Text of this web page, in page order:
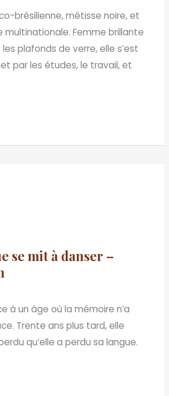
brésilienne, métisse noire, et
multinationale. Femme brillante
plafonds de verre, elle s’est
par les études, le travail, et
se mit à danser –
à un âge où la mémoire n’a
Trente ans plus tard, elle
qu’elle a perdu sa langue.